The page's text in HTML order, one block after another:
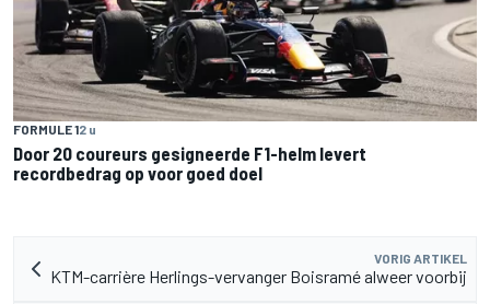
FORMULE 12 u
Door 20 coureurs gesigneerde F1-helm levert
recordbedrag op voor goed doel
VORIG ARTIKEL
KTM-carrière Herlings-vervanger Boisramé alweer voorbij